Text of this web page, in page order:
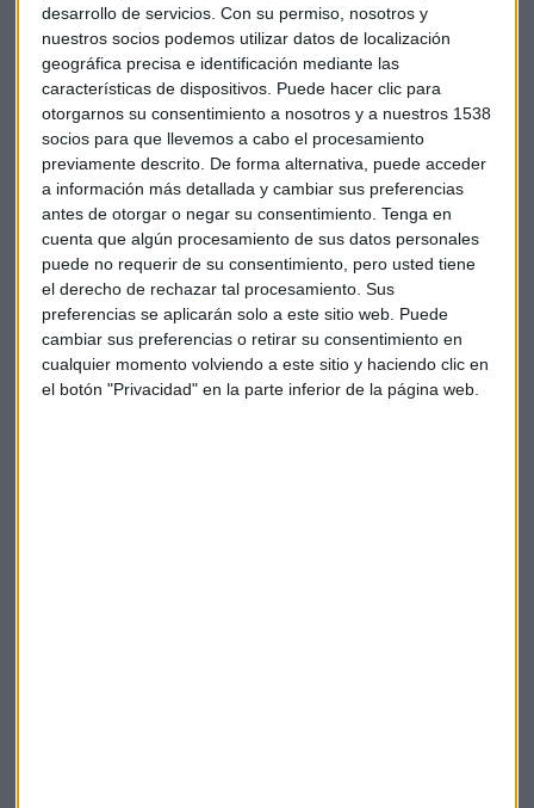
desarrollo de servicios. Con su permiso, nosotros y
nuestros socios podemos utilizar datos de localización
geográfica precisa e identificación mediante las
características de dispositivos. Puede hacer clic para
otorgarnos su consentimiento a nosotros y a nuestros 1538
socios para que llevemos a cabo el procesamiento
previamente descrito. De forma alternativa, puede acceder
a información más detallada y cambiar sus preferencias
antes de otorgar o negar su consentimiento. Tenga en
cuenta que algún procesamiento de sus datos personales
puede no requerir de su consentimiento, pero usted tiene
el derecho de rechazar tal procesamiento. Sus
preferencias se aplicarán solo a este sitio web. Puede
cambiar sus preferencias o retirar su consentimiento en
cualquier momento volviendo a este sitio y haciendo clic en
el botón "Privacidad" en la parte inferior de la página web.
China aumentará su gasto en Defensa un 7 por ciento este
año, el menor aumento en más de dos décadas, y superará
por primera vez el billón de yuanes, reveló el Gobierno la
semana pasada.
El primer ministro chino, Li Keqiang, anunció más apoyo al
Ejército y precisó que el país reforzará la defensa área y
marítima, así como los controles fronterizos, para
salvaguardar los intereses y la seguridad nacionales, en su
discurso de apertura de la Asamblea el pasado día 5.